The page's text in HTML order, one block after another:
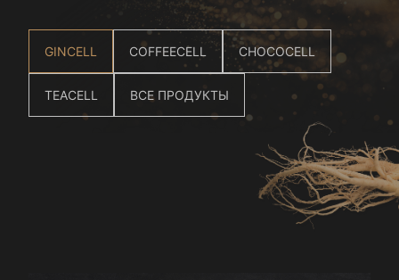
GINCELL COFFEECELL CHOCOCELL
TEACELL ВСЕ ПРОДУКТЫ